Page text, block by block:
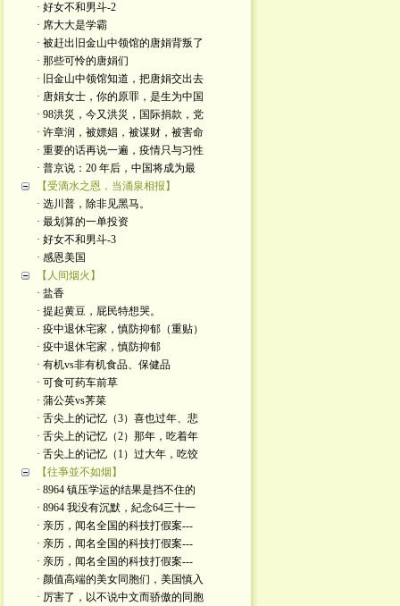
· 好女不和男斗-2
· 席大大是学霸
· 被赶出旧金山中领馆的唐娟背叛了
· 那些可怜的唐娟们
· 旧金山中领馆知道，把唐娟交出去
· 唐娟女士，你的原罪，是生为中国
· 98洪災，今又洪災，国际捐款，党
· 许章润，被嫖娼，被谋财，被害命
· 重要的话再说一遍，疫情只与习性
· 普京说：20 年后，中国将成为最
【受滴水之恩，当涌泉相报】
· 选川普，除非见黑马。
· 最划算的一单投资
· 好女不和男斗-3
· 感恩美国
【人间烟火】
· 盐香
· 提起黄豆，屁民特想哭。
· 疫中退休宅家，慎防抑郁（重贴）
· 疫中退休宅家，慎防抑郁
· 有机vs非有机食品、保健品
· 可食可药车前草
· 蒲公英vs荠菜
· 舌尖上的记忆（3）喜也过年、悲
· 舌尖上的记忆（2）那年，吃着年
· 舌尖上的记忆（1）过大年，吃饺
【往亊並不如烟】
· 8964 镇压学运的结果是挡不住的
· 8964 我没有沉默，紀念64三十一
· 亲历，闻名全国的科技打假案---
· 亲历，闻名全国的科技打假案---
· 亲历，闻名全国的科技打假案---
· 颜值高端的美女同胞们，美国慎入
· 厉害了，以不说中文而骄傲的同胞